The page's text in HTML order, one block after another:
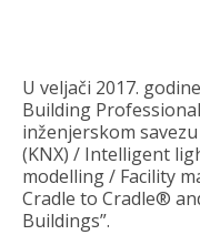
U veljači 2017.
Building
inženjerskom
(KNX) / Intelligent
modelling / Facility
Cradle to Cradle®
Buildings”.